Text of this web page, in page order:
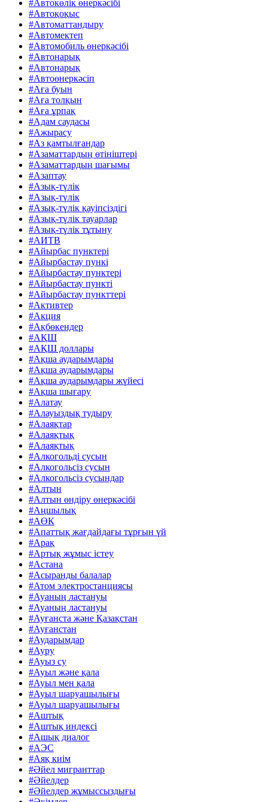
#Автокөлік өнеркәсібі
#Автоқоқыс
#Автоматтандыру
#Автомектеп
#Автомобиль өнеркәсібі
#Автонарық
#Автонарық
#Автоөнеркәсіп
#Аға буын
#Аға толқын
#Аға ұрпақ
#Адам саудасы
#Ажырасу
#Аз қамтылғандар
#Азаматтардың өтініштері
#Азаматтардың шағымы
#Азаптау
#Азық-түлік
#Азық-түлік
#Азық-түлік қауіпсіздігі
#Азық-түлік тауарлар
#Азық-түлік тұтыну
#АИТВ
#Айырбас пунктері
#Айырбастау пункі
#Айырбастау пунктері
#Айырбастау пункті
#Айырбастау пункттері
#Активтер
#Акция
#Ақбөкендер
#АҚШ
#АҚШ доллары
#Ақша аударымдары
#Ақша аударымдары
#Ақша аударымдары жүйесі
#Ақша шығару
#Алатау
#Алауыздық тудыру
#Алаяқтар
#Алаяқтық
#Алаяқтық
#Алкогольді сусын
#Алкогольсіз сусын
#Алкогольсіз сусындар
#Алтын
#Алтын өндіру өнеркәсібі
#Аңшылық
#АӨК
#Апаттық жағдайдағы тұрғын үй
#Арақ
#Артық жұмыс істеу
#Астана
#Асыранды балалар
#Атом электростанциясы
#Ауаның ластануы
#Ауаның ластануы
#Ауғанста және Қазақстан
#Ауғанстан
#Аударымдар
#Ауру
#Ауыз су
#Ауыл және қала
#Ауыл мен қала
#Ауыл шаруашылығы
#Ауыл шаруашылығы
#Аштық
#Аштық индексі
#Ашық диалог
#АЭС
#Аяқ киім
#Әйел мигранттар
#Әйелдер
#Әйелдер жұмыссыздығы